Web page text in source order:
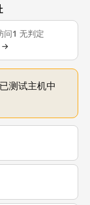
问1 无判定
→
测试主机中